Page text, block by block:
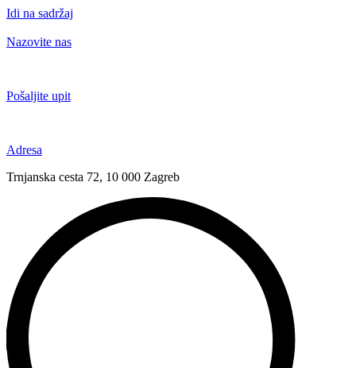
Idi na sadržaj
Nazovite nas
Pošaljite upit
Adresa
Trnjanska cesta 72, 10 000 Zagreb